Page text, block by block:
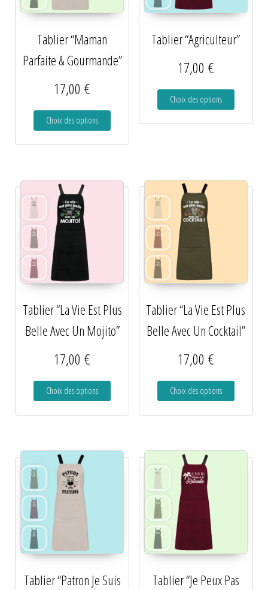
Tablier “Maman
Parfaite & Gourmande”
17,00€
Choix des options
Tablier “Agriculteur”
17,00 €
Choix des options
Tablier “La Vie Est Plus
Belle Avec Un Mojito”
17,00€
Choix des options
Tablier “La Vie Est Plus
Belle Avec Un Cocktail”
17,00 €
Choix des options
Tablier “Patron Je Suis
Tablier “Je Peux Pas